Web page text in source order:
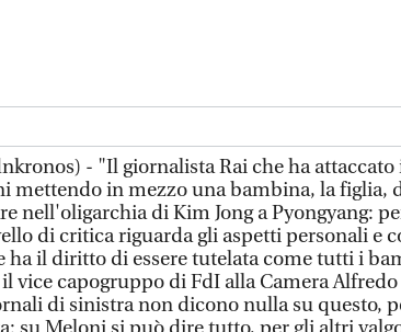
- "Il giornalista Rai che ha attaccato
mettendo in mezzo una bambina, la figlia,
nell'oligarchia di Kim Jong a Pyongyang:
di critica riguarda gli aspetti personali e
ha il diritto di essere tutelata come tutti i
vice capogruppo di FdI alla Camera Alfredo
di sinistra non dicono nulla su questo,